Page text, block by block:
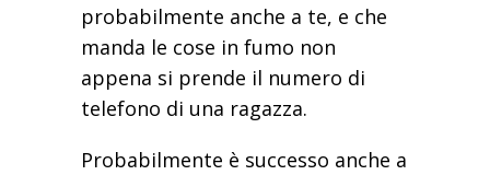
probabilmente anche a te, e che
manda le cose in fumo non
appena si prende il numero di
telefono di una ragazza.
Probabilmente è successo anche a